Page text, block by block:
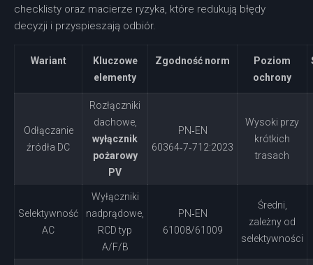
checklisty oraz macierze ryzyka, które redukują błędy
decyzji i przyspieszają odbiór.
Wariant
Kluczowe
elementy
Zgodność norm
Poziom
ochrony
Odłączanie
źródła DC
Rozłączniki
dachowe,
wyłącznik
pożarowy
PV
PN‑EN
60364‑7‑712:2023
Wysoki przy
krótkich
trasach
Selektywność
AC
Wyłączniki
nadprądowe,
RCD typ
A/F/B
PN‑EN
61008/61009
Średni,
zależny od
selektywności